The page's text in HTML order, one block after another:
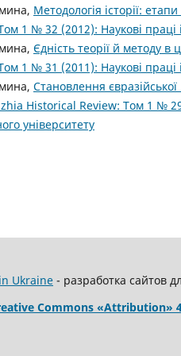
Методологія історії:
1 № 32 (2012): Наукові праці
Єдність теорії й методу в
1 № 31 (2011): Наукові праці
Становлення євразійської
Historical Review: Том 1 № 29
університету
Ukraine - разработка сайтов
Commons «Attribution»